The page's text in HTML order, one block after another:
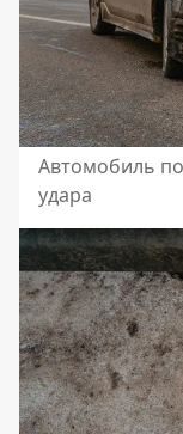
Автомобиль
удара